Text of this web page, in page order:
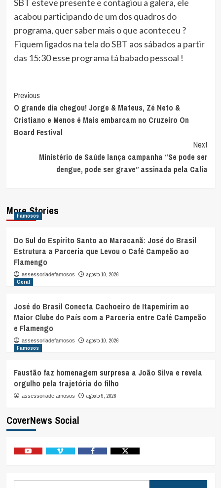
SBT esteve presente e contagiou a galera, ele
acabou participando de um dos quadros do
programa, quer saber mais o que aconteceu ?
Fiquem ligados na tela do SBT aos sábados a partir
das 15:30 esse programa tá babado pessoal !
Post
Navigation
Previous
O grande dia chegou! Jorge & Mateus, Zé Neto &
Cristiano e Menos é Mais embarcam no Cruzeiro On
Board Festival
Next
Ministério de Saúde lança campanha “Se pode ser
dengue, pode ser grave” assinada pela Calia
More Stories
Famosos
Do Sul do Espírito Santo ao Maracanã: José do Brasil
Estrutura a Parceria que Levou o Café Campeão ao
Flamengo
assessoriadefamosos
agosto 10, 2026
Geral
José do Brasil Conecta Cachoeiro de Itapemirim ao
Maior Clube do País com a Parceria entre Café Campeão
e Flamengo
assessoriadefamosos
agosto 10, 2026
Famosos
Faustão faz homenagem surpresa a João Silva e revela
orgulho pela trajetória do filho
assessoriadefamosos agosto 9, 2026
CoverNews Social